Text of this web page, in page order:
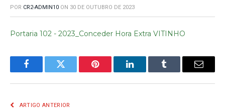
POR CR2-ADMIN10 ON 30 DE OUTUBRO DE 2023
Portaria 102 - 2023_Conceder Hora Extra VITINHO
FacebookTwitter Pinterest LinkedInTumblr
E-
ARTIGO ANTERIOR